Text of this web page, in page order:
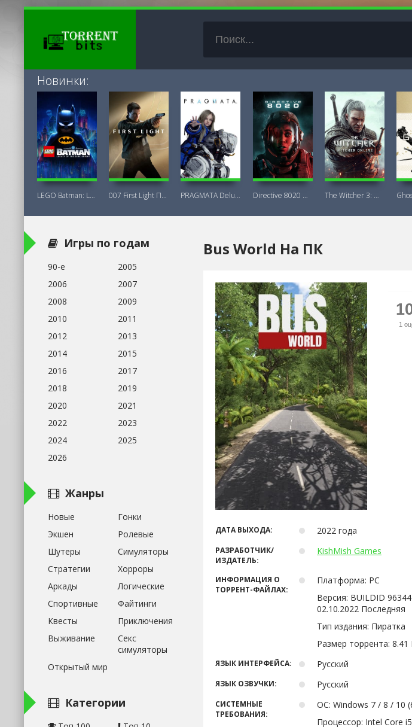
Новинки:
LEGO Batman: Legacy of the Dark Knight 007 First Light Последняя Версия PRAGMATA Deluxe Edition Directive 8020 Digital Deluxe Новая The Witcher 3: Wild Hunt Witcher Online
Bus World На ПК
1
ДАТА ВЫХОДА: 2022 года
РАЗРАБОТЧИК/
ИЗДАТЕЛЬ:
KishMish Games
ИНФОРМАЦИЯ О
ТОРРЕНТ-ФАЙЛАХ:
Платформа: РС
Версия: BUILDID
02.10.2022 Последняя
Тип издания: Пиратка
Размер торрента: 8.41
ЯЗЫК ИНТЕРФЕЙСА: Русский
ЯЗЫК ОЗВУЧКИ: Русский
СИСТЕМНЫЕ
ТРЕБОВАНИЯ:
ОС: Windows 7 / 8 / 10
Процессор: Intel Core
Игры по годам
90-е
2005
2006
2007
2008
2009
2010
2011
2012
2013
2014
2015
2016
2017
2018
2019
2020
2021
2022
2023
2024
2025
2026
Жанры
Новые
Гонки
Экшен
Ролевые
Шутеры
Симуляторы
Стратегии
Хорроры
Аркады
Логические
Спортивные
Файтинги
Квесты
Приключения
Выживание
Секс
симуляторы
Открытый мир
Категории